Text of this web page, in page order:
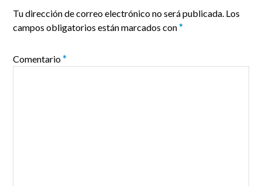
Tu dirección de correo electrónico no será publicada. Los
campos obligatorios están marcados con*
Comentario*